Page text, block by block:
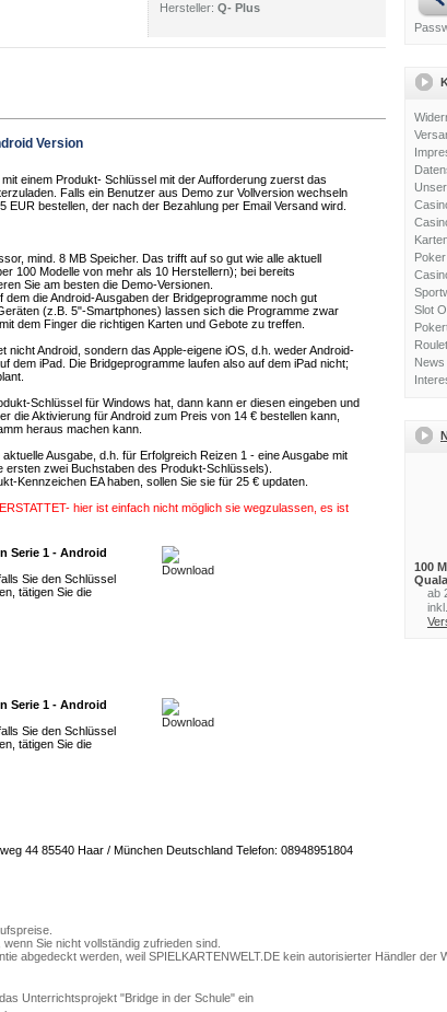
Slot
News
100
ab
Hersteller: Q- Plus
Version
einem Produkt- Schlüssel mit der Aufforderung zuerst das
Falls ein Benutzer aus Demo zur Vollversion wechseln
EUR bestellen, der nach der Bezahlung per Email Versand wird.
mind. 8 MB Speicher. Das trifft auf so gut wie alle aktuell
100 Modelle von mehr als 10 Herstellern); bei bereits
Sie am besten die Demo-Versionen.
die Android-Ausgaben der Bridgeprogramme noch gut
(z.B. 5"-Smartphones) lassen sich die Programme zwar
dem Finger die richtigen Karten und Gebote zu treffen.
nicht Android, sondern das Apple-eigene iOS, d.h. weder Android-
dem iPad. Die Bridgeprogramme laufen also auf dem iPad nicht;
Schlüssel für Windows hat, dann kann er diesen eingeben und
die Aktivierung für Android zum Preis von 14 € bestellen kann,
heraus machen kann.
Ausgabe, d.h. für Erfolgreich Reizen 1 - eine Ausgabe mit
ersten zwei Buchstaben des Produkt-Schlüssels).
Kennzeichen EA haben, sollen Sie sie für 25 € updaten.
hier ist einfach nicht möglich sie wegzulassen, es ist
Serie 1 - Android
Sie den Schlüssel
tätigen Sie die
Serie 1 - Android
Sie den Schlüssel
tätigen Sie die
44 85540 Haar / München Deutschland Telefon: 08948951804
Sie nicht vollständig zufrieden sind.
abgedeckt werden, weil SPIELKARTENWELT.DE kein autorisierter Händler der
Unterrichtsprojekt "Bridge in der Schule" ein